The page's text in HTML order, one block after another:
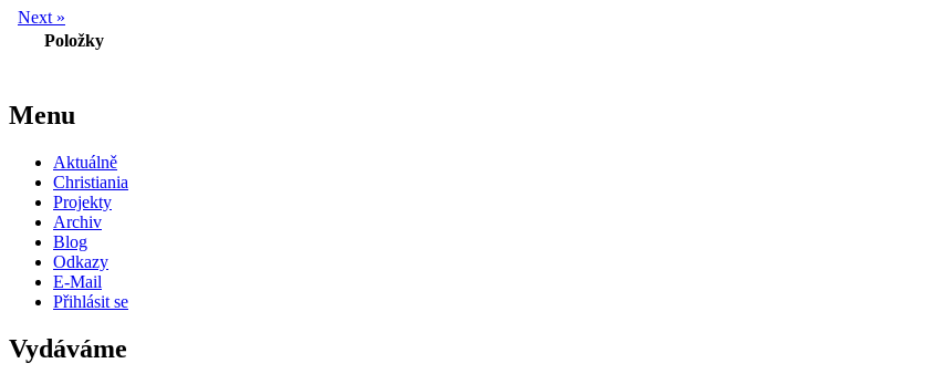
Next »
Položky
Menu
Aktuálně
Christiania
Projekty
Archiv
Blog
Odkazy
E-Mail
Přihlásit se
Vydáváme